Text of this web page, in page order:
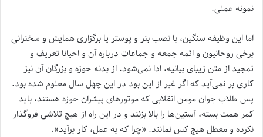
نمونه عملی.
اما این وظیفه سنگین، با نصب بنر و پوستر یا برگزاری همایش و سخنرانی
برخی روحانیون و ائمه جمعه و جماعات درباره آن و احیانا تعریف و
تمجید از متن زیبای بیانیه، ادا نمی‌شود. از بدنه حوزه و بزرگان آن نیز
کاری بر نمی‌آید که اگر غیر از این بود در این چهل سال معلوم شده بود.
پس طلاب جوان مومن انقلابی که موتورهای پیشران حوزه هستند، باید
کمر همت بسته، آستین‌ها را بالا بزنند و در این راه از هیچ تلاشی فروگذار
نکرده و معطل هیچ کس نمانند. «چرا که به عمل، کار برآید».